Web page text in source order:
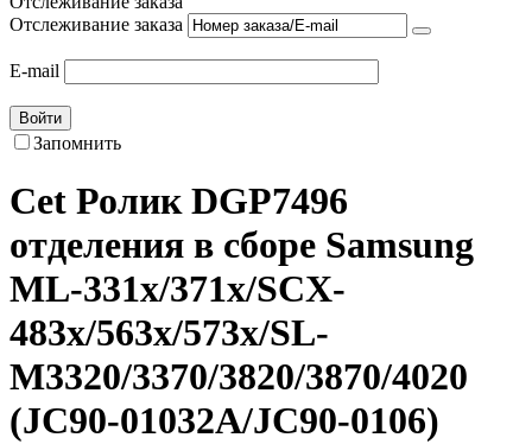
Отслеживание заказа
E-mail
Войти
Запомнить
Cet Ролик DGP7496
отделения в сборе Samsung
ML-331х/371х/SCX-
483x/563x/573x/SL-
M3320/3370/3820/3870/4020
(JC90-01032A/JC90-0106)